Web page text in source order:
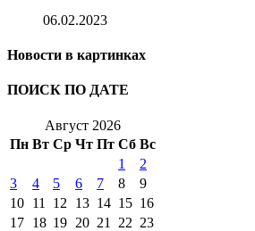
06.02.2023
Новости в картинках
ПОИСК ПО ДАТЕ
Август 2026
Пн Вт Ср Чт Пт Сб Вс
1
2
3
4 5 6 7 8
9
10 11 12 13 14 15 16
17 18 19 20 21 22 23